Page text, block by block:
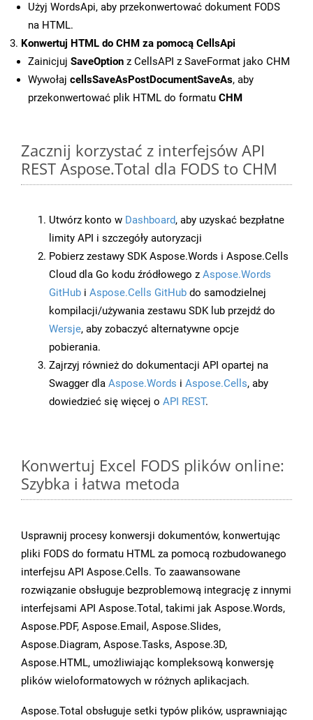
Użyj WordsApi, aby przekonwertować dokument FODS
na HTML.
Konwertuj HTML do CHM za pomocą CellsApi
Zainicjuj SaveOption z CellsAPI z SaveFormat jako CHM
Wywołaj cellsSaveAsPostDocumentSaveAs, aby
przekonwertować plik HTML do formatu CHM
Zacznij korzystać z interfejsów API
REST Aspose.Total dla FODS to CHM
Utwórz konto w Dashboard, aby uzyskać bezpłatne
limity API i szczegóły autoryzacji
Pobierz zestawy SDK Aspose.Words i Aspose.Cells
Cloud dla Go kodu źródłowego z Aspose.Words
GitHub i Aspose.Cells GitHub do samodzielnej
kompilacji/używania zestawu SDK lub przejdź do
Wersje, aby zobaczyć alternatywne opcje
pobierania.
Zajrzyj również do dokumentacji API opartej na
Swagger dla Aspose.Words i Aspose.Cells, aby
dowiedzieć się więcej o API REST.
Konwertuj Excel FODS plików online:
Szybka i łatwa metoda
Usprawnij procesy konwersji dokumentów, konwertując
pliki FODS do formatu HTML za pomocą rozbudowanego
interfejsu API Aspose.Cells. To zaawansowane
rozwiązanie obsługuje bezproblemową integrację z innymi
interfejsami API Aspose.Total, takimi jak Aspose.Words,
Aspose.PDF, Aspose.Email, Aspose.Slides,
Aspose.Diagram, Aspose.Tasks, Aspose.3D,
Aspose.HTML, umożliwiając kompleksową konwersję
plików wieloformatowych w różnych aplikacjach.
Aspose.Total obsługuje setki typów plików, usprawniając